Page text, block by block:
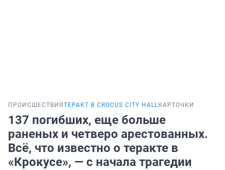
ПРОИСШЕСТВИЯ ТЕРАКТ В CROCUS CITY HALLКАРТОЧКИ
137 погибших, еще больше
раненых и четверо арестованных.
Всё, что известно о теракте в
«Крокусе», — с начала трагедии